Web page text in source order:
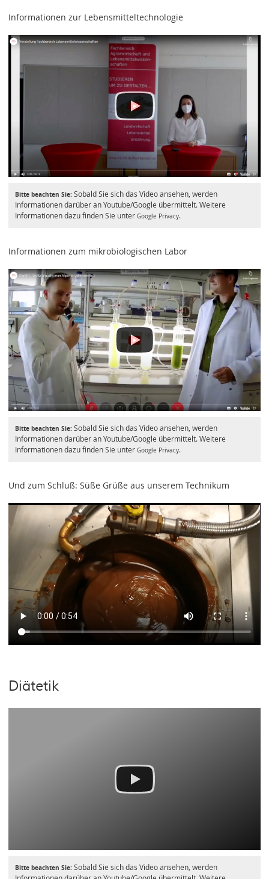
Informationen zur Lebensmitteltechnologie
Bitte beachten Sie:Sobald Sie sich das Video ansehen, werden
Informationen darüber an Youtube/Google übermittelt. Weitere
Informationen dazu finden Sie unter Google Privacy.
Informationen zum mikrobiologischen Labor
Bitte beachten Sie:Sobald Sie sich das Video ansehen, werden
Informationen darüber an Youtube/Google übermittelt. Weitere
Informationen dazu finden Sie unter Google Privacy.
Und zum Schluß: Süße Grüße aus unserem Technikum
Diätetik
Bitte beachten Sie:Sobald Sie sich das Video ansehen, werden